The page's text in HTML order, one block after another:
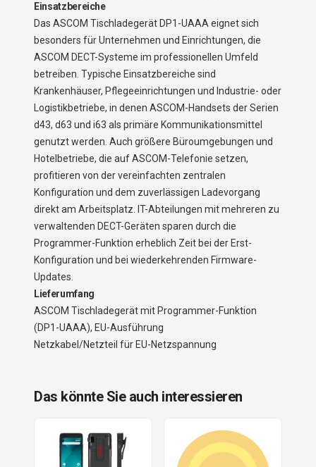
Einsatzbereiche
Das ASCOM Tischladegerät DP1-UAAA eignet sich
besonders für Unternehmen und Einrichtungen, die
ASCOM DECT-Systeme im professionellen Umfeld
betreiben. Typische Einsatzbereiche sind
Krankenhäuser, Pflegeeinrichtungen und Industrie- oder
Logistikbetriebe, in denen ASCOM-Handsets der Serien
d43, d63 und i63 als primäre Kommunikationsmittel
genutzt werden. Auch größere Büroumgebungen und
Hotelbetriebe, die auf ASCOM-Telefonie setzen,
profitieren von der vereinfachten zentralen
Konfiguration und dem zuverlässigen Ladevorgang
direkt am Arbeitsplatz. IT-Abteilungen mit mehreren zu
verwaltenden DECT-Geräten sparen durch die
Programmer-Funktion erheblich Zeit bei der Erst-
Konfiguration und bei wiederkehrenden Firmware-
Updates.
Lieferumfang
ASCOM Tischladegerät mit Programmer-Funktion
(DP1-UAAA), EU-Ausführung
Netzkabel/Netzteil für EU-Netzspannung
Das könnte Sie auch interessieren